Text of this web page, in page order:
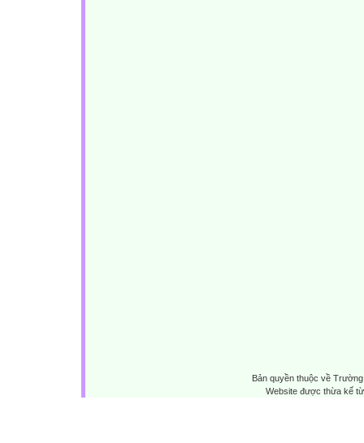
Bản quyền thuộc về
Website được thừa kế